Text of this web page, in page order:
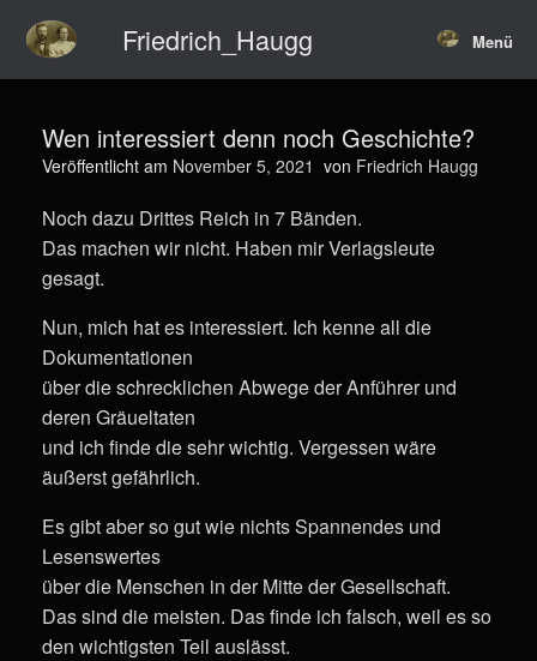
Inhalt
springen
Friedrich_Haugg Menü
Wen interessiert denn noch Geschichte?
Veröffentlicht am November 5, 2021 von Friedrich Haugg
Noch dazu Drittes Reich in 7 Bänden.
Das machen wir nicht. Haben mir Verlagsleute
gesagt.
Nun, mich hat es interessiert. Ich kenne all die
Dokumentationen
über die schrecklichen Abwege der Anführer und
deren Gräueltaten
und ich finde die sehr wichtig. Vergessen wäre
äußerst gefährlich.
Es gibt aber so gut wie nichts Spannendes und
Lesenswertes
über die Menschen in der Mitte der Gesellschaft.
Das sind die meisten. Das finde ich falsch, weil es so
den wichtigsten Teil auslässt.